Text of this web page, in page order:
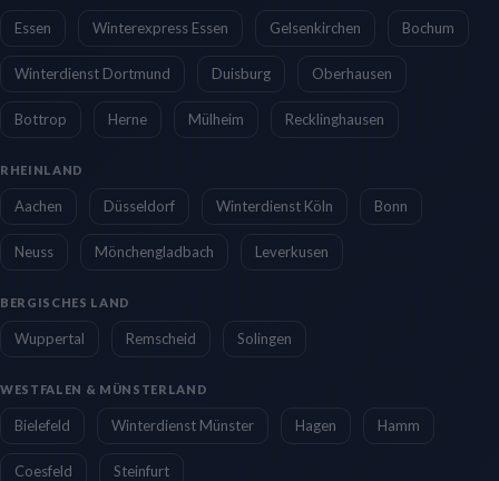
Essen Winterexpress Essen Gelsenkirchen Bochum
Winterdienst Dortmund Duisburg Oberhausen
Bottrop Herne Mülheim Recklinghausen
RHEINLAND
Aachen Düsseldorf Winterdienst Köln Bonn
Neuss Mönchengladbach Leverkusen
BERGISCHES LAND
Wuppertal Remscheid Solingen
WESTFALEN & MÜNSTERLAND
Bielefeld Winterdienst Münster Hagen Hamm
Coesfeld Steinfurt